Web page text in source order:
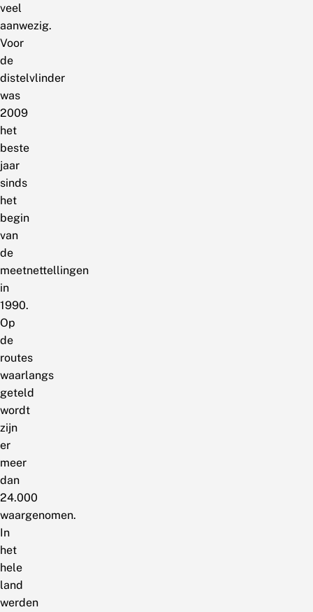
veel
aanwezig.
Voor
de
distelvlinder
was
2009
het
beste
jaar
sinds
het
begin
van
de
meetnettellingen
in
1990.
Op
de
routes
waarlangs
geteld
wordt
zijn
er
meer
dan
24.000
waargenomen.
In
het
hele
land
werden